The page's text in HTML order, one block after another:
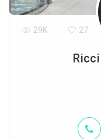
29K 27